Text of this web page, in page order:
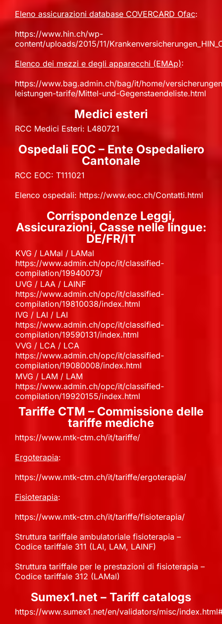
Eleno assicurazioni database COVERCARD Ofac:
https://www.hin.ch/wp-
content/uploads/2015/11/
Elenco dei mezzi e degli apparecchi (EMAp):
https://www.bag.admin.ch/bag/it/home/
leistungen-tarife/Mittel-und-Gegenstaendeliste.html
Medici esteri
RCC Medici Esteri: L480721
Ospedali EOC – Ente Ospedaliero
Cantonale
RCC EOC: T111021
Elenco ospedali: https://www.eoc.ch/Contatti.html
Corrispondenze Leggi,
Assicurazioni, Casse nelle lingue:
DE/FR/IT
KVG / LAMal / LAMal
https://www.admin.ch/opc/it/classified-
compilation/19940073/
UVG / LAA / LAINF
https://www.admin.ch/opc/it/classified-
compilation/19810038/index.html
IVG / LAI / LAI
https://www.admin.ch/opc/it/classified-
compilation/19590131/index.html
VVG / LCA / LCA
https://www.admin.ch/opc/it/classified-
compilation/19080008/index.html
MVG / LAM / LAM
https://www.admin.ch/opc/it/classified-
compilation/19920155/index.html
Tariffe CTM – Commissione delle
tariffe mediche
https://www.mtk-ctm.ch/it/tariffe/
Ergoterapia:
https://www.mtk-ctm.ch/it/tariffe/ergoterapia/
Fisioterapia:
https://www.mtk-ctm.ch/it/tariffe/fisioterapia/
Struttura tariffale ambulatoriale fisioterapia –
Codice tariffale 311 (LAI, LAM, LAINF)
Struttura tariffale per le prestazioni di fisioterapia –
Codice tariffale 312 (LAMal)
Sumex1.net – Tariff catalogs
https://www.sumex1.net/en/validators/misc/